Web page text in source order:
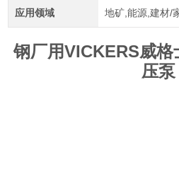
应用领域 地矿,能源,建材/
钢厂用VICKERS威格
压泵